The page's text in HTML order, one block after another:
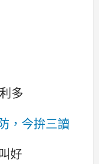
多
，今拚三讀
好